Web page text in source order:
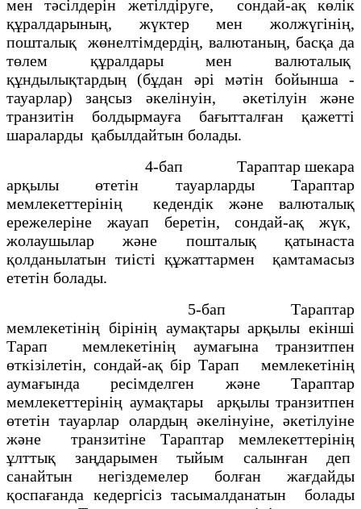
мен тәсiлдерiн жетiлдiруге, сондай-ақ көлiк
құралдарының, жүктер мен жолжүгiнiң,
пошталық жөнелтiмдердiң, валютаның, басқа да
төлем құралдары мен валюталық
құндылықтардың (бұдан әрi мәтiн бойынша -
тауарлар) заңсыз әкелiнуiн, әкетілуін және
транзитiн болдырмауға бағытталған қажеттi
шараларды қабылдайтын болады.
4-бап Тараптар шекара
арқылы өтетiн тауарларды Тараптар
мемлекеттерiнiң кедендiк және валюталық
ережелерiне жауап беретiн, сондай-ақ жүк,
жолаушылар және пошталық қатынаста
қолданылатын тиiстi құжаттармен қамтамасыз
ететiн болады.
5-бап Тараптар
мемлекетiнiң бiрiнің аумақтары арқылы екiншi
Тарап мемлекетiнiң аумағына транзитпен
өткiзiлетiн, сондай-ақ бiр Тарап мемлекетiнiң
аумағында ресiмделген және Тараптар
мемлекеттерiнің аумақтары арқылы транзитпен
өтетiн тауарлар олардың әкелінуіне, әкетiлуiне
және транзитiне Тараптар мемлекеттерiнiң
ұлттық заңдарымен тыйым салынған деп
санайтын негiздемелер болған жағдайды
қоспағанда кедергiсiз тасымалданатын болады